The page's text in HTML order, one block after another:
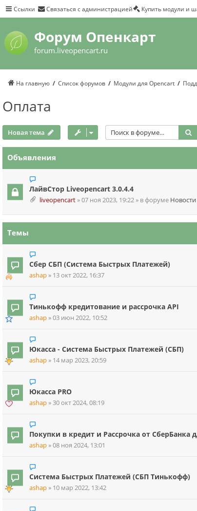
Ссылки Связаться с администрацией Купить модули и
Форум Опенкарт
forum.liveopencart.ru
На главную Список форумов Модули для Opencart
Оплата
Новая тема
Объявления
ЛайвСтор Liveopencart 3.0.4.4
liveopencart »07 ноя 2023, 19:22 » в форуме Новости
Темы
Сбер СБП (Система Быстрых Платежей)
ashap » 13 окт 2022, 16:37
Тинькофф кредитование и рассрочка API
ashap »03 июн 2022, 10:52
Юкасса - Система Быстрых Платежей (СБП)
ashap » 14 мар 2023, 20:59
Юкасса PRO
ashap »30 окт 2024, 08:19
Покупки в кредит и Рассрочка от СберБанка
ashap »08 ноя 2024, 13:01
Система Быстрых Платежей (СБП Тинькофф)
ashap » 10 мар 2022, 13:42